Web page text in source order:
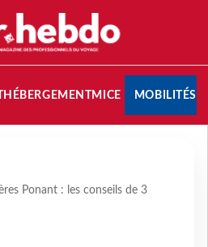
HÉBERGEMENTMICE MOBILITÉS
Ponant : les conseils de 3